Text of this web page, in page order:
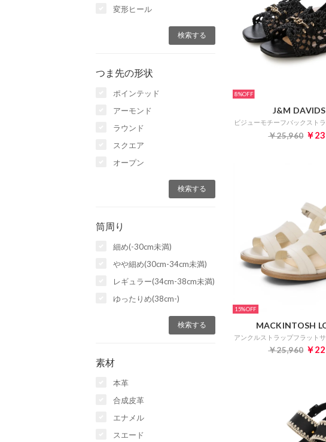
変形ヒール
つま先の形状
ポインテッド
アーモンド
ラウンド
スクエア
オープン
筒周り
細め(-30cm未満)
やや細め(30cm-34cm未満)
レギュラー(34cm-38cm未満)
ゆったりめ(38cm-)
素材
本革
合成皮革
エナメル
スエード
8%
J&M
￥25,960 ￥
15%
MACKINTOSH
￥25,960 ￥